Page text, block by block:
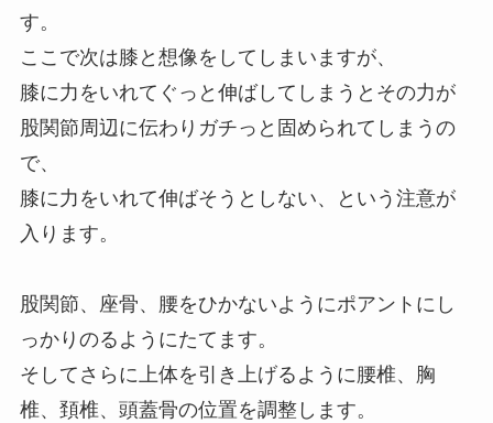
す。
ここで次は膝と想像をしてしまいますが、
膝に力をいれてぐっと伸ばしてしまうとその力が
股関節周辺に伝わりガチっと固められてしまうの
で、
膝に力をいれて伸ばそうとしない、という注意が
入ります。
股関節、座骨、腰をひかないようにポアントにし
っかりのるようにたてます。
そしてさらに上体を引き上げるように腰椎、胸
椎、頚椎、頭蓋骨の位置を調整します。